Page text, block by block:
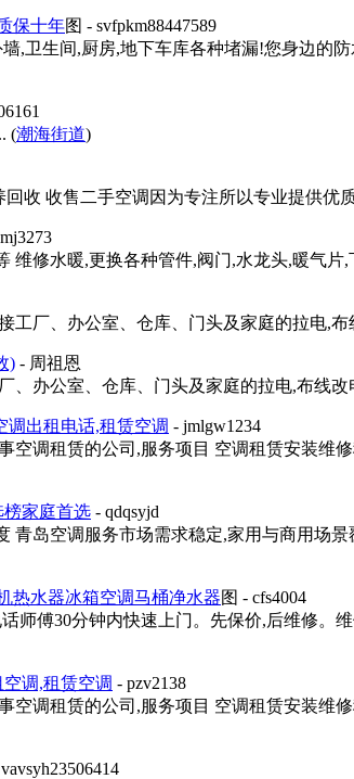
保十年图 - svfpkm88447589
,卫生间,厨房,地下车库各种堵漏!您身边的
(潮海街道)
收 收售二手空调因为专注所以专业提供优
维修水暖,更换各种管件,阀门,水龙头,暖气
工厂、办公室、仓库、门头及家庭的拉电,
) - 周祖恩
、办公室、仓库、门头及家庭的拉电,布线
调出租电话,租赁空调 - jmlgw1234
空调租赁的公司,服务项目 空调租赁安装维
榜家庭首选 - qdqsyjd
青岛空调服务市场需求稳定,家用与商用场
热水器冰箱空调马桶净水器图 - cfs4004
师傅30分钟内快速上门。先保价,后维修
调,租赁空调 - pzv2138
空调租赁的公司,服务项目 空调租赁安装维